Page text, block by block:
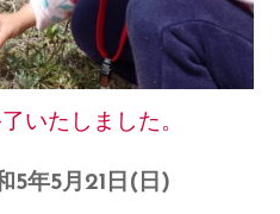
いたしました。
5年5月21日(日)